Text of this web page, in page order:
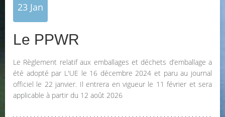
23 Jan
Le PPWR
Le Règlement relatif aux emballages et déchets d’emballage a
été adopté par L'UE le 16 décembre 2024 et paru au journal
officiel le 22 janvier. Il entrera en vigueur le 11 février et sera
applicable à partir du 12 août 2026